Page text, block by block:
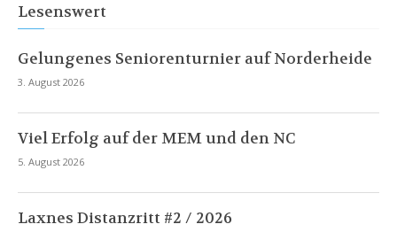
Lesenswert
Gelungenes Seniorenturnier auf Norderheide
3. August 2026
Viel Erfolg auf der MEM und den NC
5. August 2026
Laxnes Distanzritt #2 / 2026